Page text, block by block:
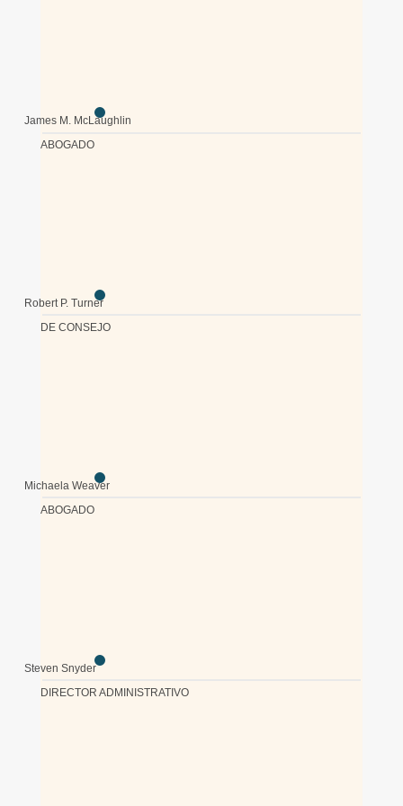
James M. McLaughlin
ABOGADO
Robert P. Turner
DE CONSEJO
Michaela Weaver
ABOGADO
Steven Snyder
DIRECTOR ADMINISTRATIVO